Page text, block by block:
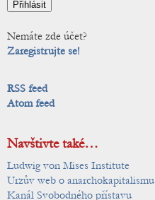
Nemáte zde účet?
Zaregistrujte se!
RSS feed
Atom feed
Navštivte také…
Ludwig von Mises Institute
Urzův web o anarchokapitalismu
Kanál Svobodného přístavu